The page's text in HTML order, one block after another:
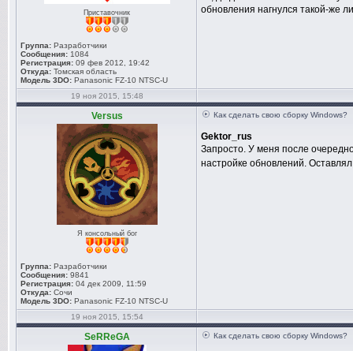
Приставочник
Группа: Разработчики
Сообщения: 1084
Регистрация: 09 фев 2012, 19:42
Откуда: Томская область
Модель 3DO: Panasonic FZ-10 NTSC-U
обновления нагнулся такой-же
19 ноя 2015, 15:48
Versus
Я консольный бог
Группа: Разработчики
Сообщения: 9841
Регистрация: 04 дек 2009, 11:59
Откуда: Сочи
Модель 3DO: Panasonic FZ-10 NTSC-U
Как сделать свою сборку Windows?
Gektor_rus
Запросто. У меня после
настройке обновлений.
19 ноя 2015, 15:54
SeRReGA Как сделать свою сборку Windows?